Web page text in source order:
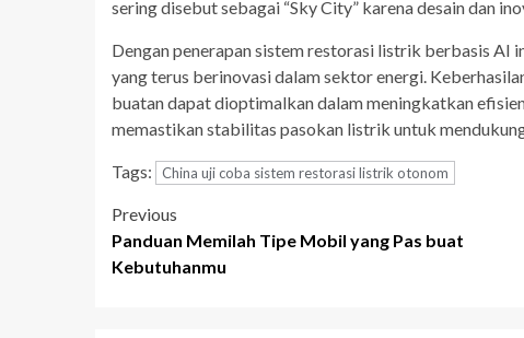
sering disebut sebagai “Sky City” karena desain dan
Dengan penerapan sistem restorasi listrik berbasis AI
yang terus berinovasi dalam sektor energi.
buatan dapat dioptimalkan dalam meningkatkan
memastikan stabilitas pasokan listrik untuk
Tags: China uji coba sistem restorasi listrik otonom
Post
navigation
Previous
Panduan Memilah Tipe Mobil yang Pas buat
Kebutuhanmu